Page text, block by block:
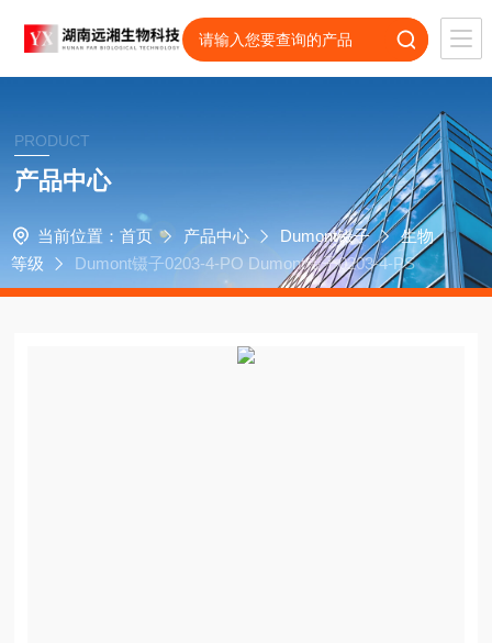
PRODUCT
产品中心
当前位置： 首页 产品中心 Dumont镊子
生物
等级
Dumont镊子0203-4-PO Dumont镊子0203-4-PS